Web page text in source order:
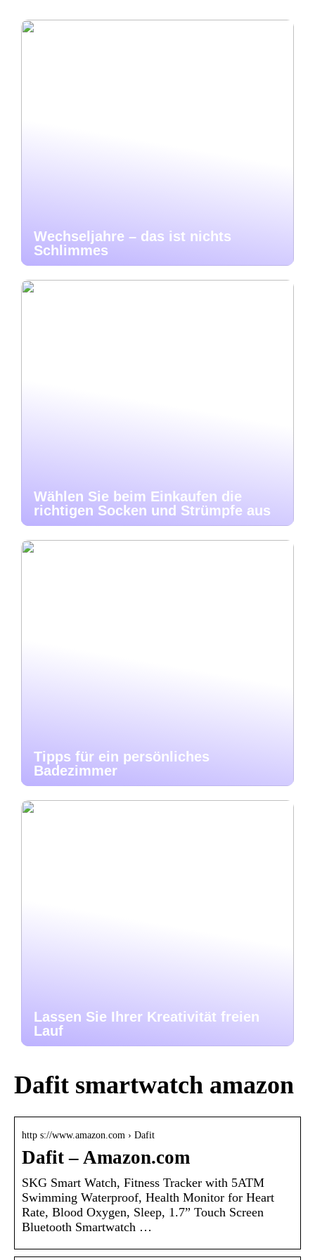
Wechseljahre – das ist nichts
Schlimmes
Wählen Sie beim Einkaufen die
richtigen Socken und Strümpfe aus
Tipps für ein persönliches
Badezimmer
Lassen Sie Ihrer Kreativität freien
Lauf
Dafit smartwatch amazon
http s://www.amazon.com › Dafit
Dafit – Amazon.com
SKG Smart Watch, Fitness Tracker with 5ATM
Swimming Waterproof, Health Monitor for Heart
Rate, Blood Oxygen, Sleep, 1.7” Touch Screen
Bluetooth Smartwatch …